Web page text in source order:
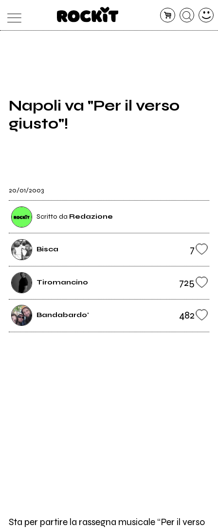
SHOP
RADIO
Napoli va "Per il verso
giusto"!
20/01/2003
Scritto da Redazione
Bisca 7
Tiromancino 725
Bandabardo' 482
Sta per partire la rassegna musicale “Per il verso